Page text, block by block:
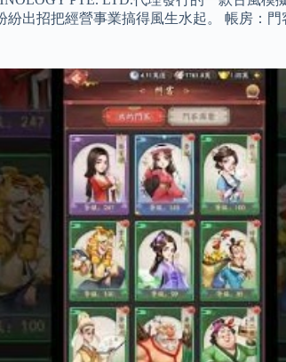
出招把經營事業搞得風生水起。 帳房：